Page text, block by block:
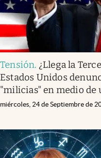
Tensión. ¿Llega la
Estados Unidos
"milicias" en medio
miércoles, 24 de Septiembre de